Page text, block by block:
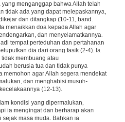
menganggap bahwa Allah telah
tidak ada yang dapat melepaskannya,
dan ditangkap (10-11, band.
menaikkan doa kepada Allah agar
dan menyelamatkannya.
tempat perteduhan dan pertahanan
dia dari orang fasik (2-4). Ia
membuang atau
berusia tua dan tidak punya
memohon agar Allah segera mendekat
dan menghabisi musuh-
(12-13).
kondisi yang dipermalukan,
ia mengingat dan berharap akan
masa muda. Bahkan ia